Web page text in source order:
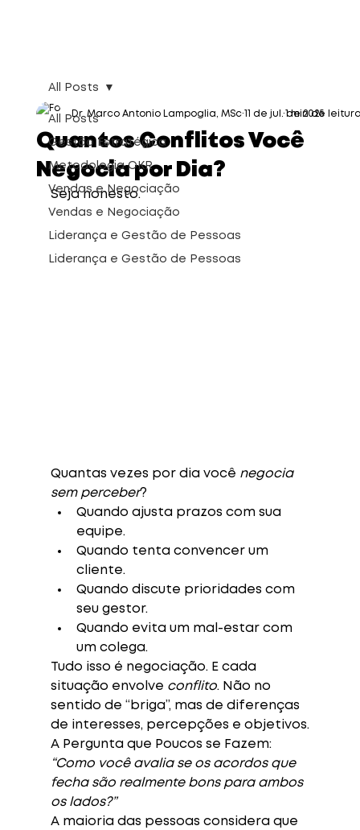
All Posts
Gestão Estratégica
Metodologia OKR
Vendas e Negociação
Vendas e Negociação
Liderança e Gestão de Pessoas
Liderança e Gestão de Pessoas
All Posts
Quantos Conflitos Você
Negocia por Dia?
Dr. Marco Antonio Lampoglia, MSc 11 de jul. de 2025
1 min de
Seja honesto.
Quantas vezes por dia você negocia
sem perceber?
Quando ajusta prazos com sua
equipe.
Quando tenta convencer um
cliente.
Quando discute prioridades com
seu gestor.
Quando evita um mal-estar com
um colega.
Tudo isso é negociação. E cada
situação envolve conflito. Não no
sentido de “briga”, mas de diferenças
de interesses, percepções e objetivos.
A Pergunta que Poucos se Fazem:
“Como você avalia se os acordos que
fecha são realmente bons para ambos
os lados?”
A maioria das pessoas considera que